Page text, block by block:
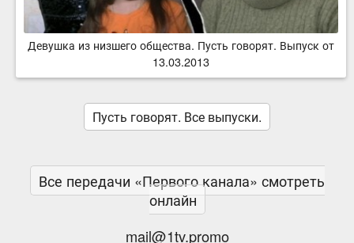
Девушка из низшего общества. Пусть говорят. Выпуск от
13.03.2013
Пусть говорят. Все выпуски.
Все передачи «Первого канала» смотреть
онлайн
mail@1tv.promo